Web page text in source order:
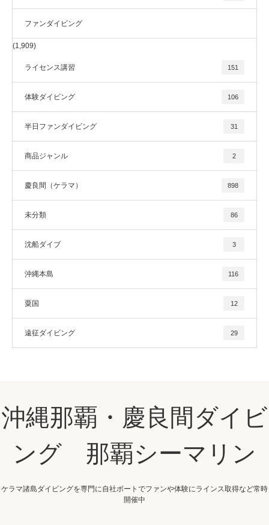
ファンダイビング
(1,909)
ライセンス講習 151
体験ダイビング 106
半日ファンダイビング 31
商品ジャンル 2
慶良間（ケラマ） 898
未分類 86
沈船ダイブ 3
沖縄本島 116
粟国 12
遠征ダイビング 29
沖縄那覇・慶良間ダイビ
ング 那覇シーマリン
ケラマ諸島ダイビングを専門に自社ボートでファンや体験にラインス取得など常時
開催中